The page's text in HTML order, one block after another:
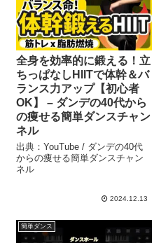
全身を効率的に鍛える！立
ちっぱなしHIITで体幹＆バ
ランス力アップ【初心者
OK】 – ダンデの40代から
の痩せる簡単ダンスチャン
ネル
出典：YouTube / ダンデの40代
からの痩せる簡単ダンスチャン
ネル
2024.12.13
簡単ダンス